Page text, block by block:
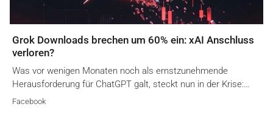
Grok Downloads brechen um 60% ein: xAI Anschluss
verloren?
Was vor wenigen Monaten noch als ernstzunehmende
Herausforderung für ChatGPT galt, steckt nun in der Krise:…
Facebook